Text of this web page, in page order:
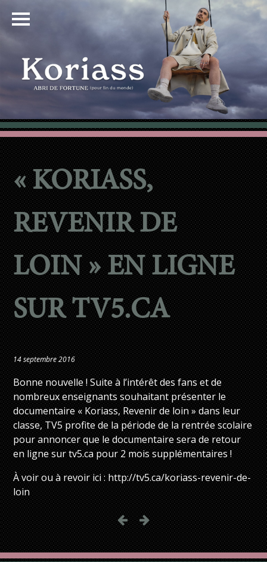
« KORIASS,
REVENIR DE
LOIN » EN LIGNE
SUR TV5.CA
14 septembre 2016
Bonne nouvelle ! Suite à l’intérêt des fans et de
nombreux enseignants souhaitant présenter le
documentaire « Koriass, Revenir de loin » dans leur
classe, TV5 profite de la période de la rentrée scolaire
pour annoncer que le documentaire sera de retour
en ligne sur tv5.ca pour 2 mois supplémentaires !
À voir ou à revoir ici : http://tv5.ca/koriass-revenir-de-
loin